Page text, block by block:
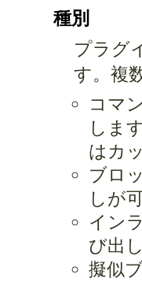
種別
プラグ
す。複
コマ
しま
はカ
ブロ
しが
イン
び出
擬似